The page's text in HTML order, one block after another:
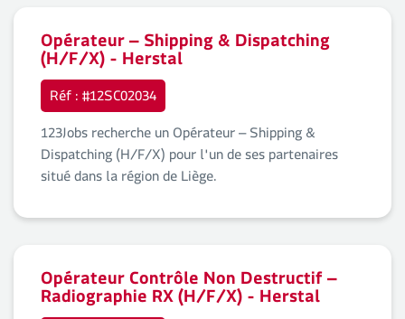
Opérateur – Shipping & Dispatching
(H/F/X) - Herstal
Réf : #12SC02034
123Jobs recherche un Opérateur – Shipping &
Dispatching (H/F/X) pour l'un de ses partenaires
situé dans la région de Liège.
Opérateur Contrôle Non Destructif –
Radiographie RX (H/F/X) - Herstal